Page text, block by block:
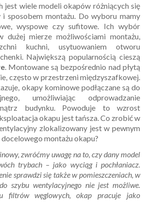
jest wiele modeli okapów różniących się
sposobem montażu. Do wyboru mamy
wyspowe czy sufitowe. Ich wybór
dużej mierze możliwościami montażu,
kuchni, usytuowaniem otworu
Największą popularnością cieszą
. Montowane są bezpośrednio nad płytą
często w przestrzeni międzyszafkowej.
okapy kominowe podłączane są do
umożliwiając odprowadzanie
budynku. Powoduje to wzrost
okapu jest tańsza. Co zrobić w
zlokalizowany jest w pewnym
montażu okapu?
zwróćmy uwagę na to, czy dany model
trybach – jako wyciąg i pochłaniacz.
sprawdzi się także w pomieszczeniach, w
szybu wentylacyjnego nie jest możliwe.
filtrów węglowych, okap pracuje jako